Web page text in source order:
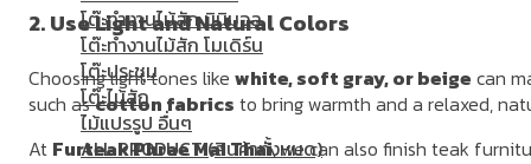
โต๊ะทำงานไม้สัก มินิมอล
โต๊ะทำงานไม้สัก โมเดิร์น
โต๊ะประชุม
โต๊ะไม้สัก
ไม้แปรรูป อื่นๆ
ALL PRODUCT (สินค้าทั้งหมด)
2. Use Light and Natural Colors
Choosing light tones like white, soft gray, or beige can
such ascotton fabrics to bring warmth and a relaxed,
At Furteak Phrae Mai Thai, we can also finish teak